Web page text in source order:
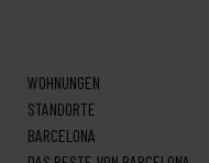
WOHNUNGEN
STANDORTE
BARCELONA